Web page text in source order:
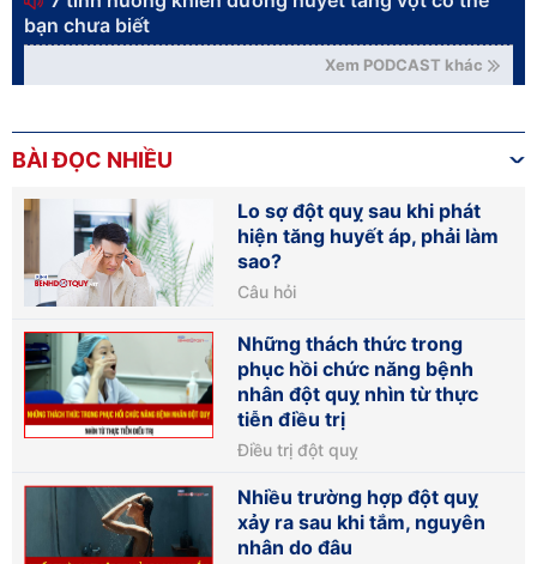
bạn chưa biết
Xem PODCAST khác
BÀI ĐỌC NHIỀU
Lo sợ đột quỵ sau khi phát
hiện tăng huyết áp, phải làm
sao?
Câu hỏi
Những thách thức trong
phục hồi chức năng bệnh
nhân đột quỵ nhìn từ thực
tiễn điều trị
Điều trị đột quỵ
Nhiều trường hợp đột quỵ
xảy ra sau khi tắm, nguyên
nhân do đâu